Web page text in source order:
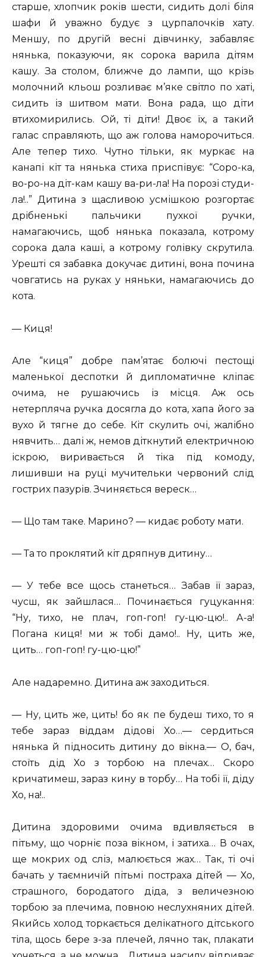
старше, хлопчик років шести, сидить долі біля
шафи й уважно будує з цурпалочків хату.
Меншу, по другій весні дівчинку, забавляє
нянька, показуючи, як сорока варила дітям
кашу. За столом, ближче до лампи, що крізь
молочний кльош розливає м’яке світло по хаті,
сидить із шитвом мати. Вона рада, що діти
втихомирились. Ой, ті діти! Двоє їх, а такий
галас справляють, що аж голова наморочиться.
Але тепер тихо. Чутно тільки, як муркає на
канапі кіт та нянька стиха приспівує: “Соро-ка,
во-ро-на діт-кам кашу ва-ри-ла! На порозі студи-
ла!..” Дитина з щасливою усмішкою розгортає
дрібненькі пальчики пухкої ручки,
намагаючись, щоб нянька показала, котрому
сорока дала каші, а котрому голівку скрутила.
Урешті ся забавка докучає дитині, вона почина
човгатись на руках у няньки, намагаючись до
кота.
— Киця!
Але “киця” добре пам’ятає болючі пестощі
маленької деспотки й дипломатичне кліпає
очима, не рушаючись із місця. Аж ось
нетерпляча ручка досягла до кота, хапа його за
вухо й тягне до себе. Кіт скулить очі, жалібно
нявчить… далі ж, немов діткнутий електричною
іскрою, виривається й тіка під комоду,
лишивши на руці мучительки червоний слід
гострих пазурів. Зчиняється вереск…
— Що там таке. Марино? — кидає роботу мати.
— Та то проклятий кіт дряпнув дитину…
— У тебе все щось станеться… Забав її зараз,
чусш, як зайшлася… Починається гуцукання:
“Ну, тихо, не плач, гоп-гоп! гу-цю-цю!.. А-а!
Погана киця! ми ж тобі дамо!.. Ну, цить же,
цить… гоп-гоп! гу-цю-цю!”
Але надаремно. Дитина аж заходиться.
— Ну, цить же, цить! бо як пе будеш тихо, то я
тебе зараз віддам дідові Хо…— сердиться
нянька й підносить дитину до вікна.— О, бач,
стоїть дід Хо з торбою на плечах… Скоро
кричатимеш, зараз кину в торбу… На тобі її, діду
Хо, на!..
Дитина здоровими очима вдивляється в
пітьму, що чорніє поза вікном, і затиха… В очах,
ще мокрих од сліз, малюється жах… Так, ті очі
бачать у таємничій пітьмі постраха дітей — Хо,
страшного, бородатого діда, з величезною
торбою за плечима, повною неслухняних дітей.
Якийсь холод торкається делікатного дітського
тіла, щось бере з-за плечей, лячно так, плакати